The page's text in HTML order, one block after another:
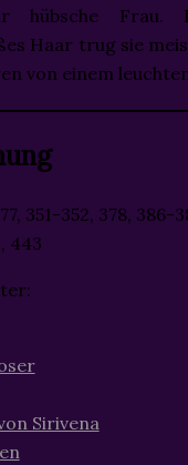
hübsche Frau.
Haar trug sie
von einem
351-352, 378, 386-
443
Sirivena